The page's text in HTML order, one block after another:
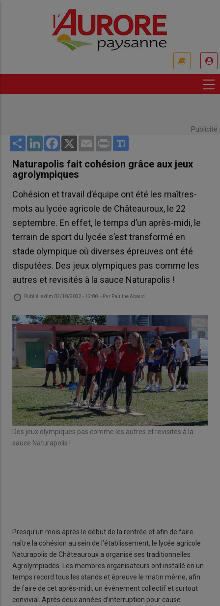
Publicité
Share LinkedInFacebook
X Email Print
Naturapolis fait cohésion grâce aux jeux
agrolympiques
Cohésion et travail d’équipe ont été les maîtres-
mots au lycée agricole de Châteauroux, le 22
septembre. En effet, le temps d’un après-midi, le
terrain de sport du lycée s’est transformé en
stade olympique où diverses épreuves ont été
disputées. Des jeux olympiques pas comme les
autres et revisités à la sauce Naturapolis !
Publié ledim 02/10/2022 - 12:00 - Par Pauline Abaud
Des jeux olympiques pas comme les autres et revisités à la
sauce Naturapolis !
Presqu’un mois après le début de la rentrée et afin de faire
naître la cohésion au sein de l’établissement, le lycée agricole
Naturapolis de Châteauroux a organisé ses traditionnelles
Agrolympiades. Les membres organisateurs ont installé en un
temps record tous les stands et épreuve le matin même, afin
de faire de cet après-midi, un événement collectif et surtout
convivial. Après deux années d’interruption pour cause